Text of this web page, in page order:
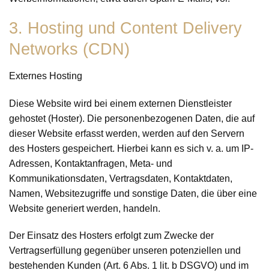
3. Hosting und Content Delivery
Networks (CDN)
Externes Hosting
Diese Website wird bei einem externen Dienstleister
gehostet (Hoster). Die personenbezogenen Daten, die auf
dieser Website erfasst werden, werden auf den Servern
des Hosters gespeichert. Hierbei kann es sich v. a. um IP-
Adressen, Kontaktanfragen, Meta- und
Kommunikationsdaten, Vertragsdaten, Kontaktdaten,
Namen, Websitezugriffe und sonstige Daten, die über eine
Website generiert werden, handeln.
Der Einsatz des Hosters erfolgt zum Zwecke der
Vertragserfüllung gegenüber unseren potenziellen und
bestehenden Kunden (Art. 6 Abs. 1 lit. b DSGVO) und im